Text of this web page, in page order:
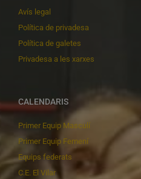
Avís legal
Política de privadesa
Política de galetes
Privadesa a les xarxes
CALENDARIS
Primer Equip Masculí
Primer Equip Femení
Equips federats
C.E. El Vilar